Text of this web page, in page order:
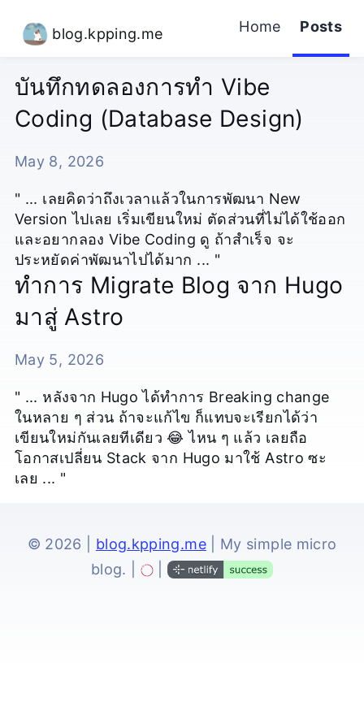
blog.kpping.me Home Posts
บันทึกทดลองการทำ Vibe
Coding (Database Design)
May 8, 2026
" ... เลยคิดว่าถึงเวลาแล้วในการพัฒนา New
Version ไปเลย เริ่มเขียนใหม่ ตัดส่วนที่ไม่ได้ใช้ออก
และอยากลอง Vibe Coding ดู ถ้าสำเร็จ จะ
ประหยัดค่าพัฒนาไปได้มาก ... "
ทำการ Migrate Blog จาก Hugo
มาสู่ Astro
May 5, 2026
" ... หลังจาก Hugo ได้ทำการ Breaking change
ในหลาย ๆ ส่วน ถ้าจะแก้ไข ก็แทบจะเรียกได้ว่า
เขียนใหม่กันเลยทีเดียว 😂 ไหน ๆ แล้ว เลยถือ
โอกาสเปลี่ยน Stack จาก Hugo มาใช้ Astro ซะ
เลย ... "
© 2026 | blog.kpping.me| My simple micro
blog. |
|